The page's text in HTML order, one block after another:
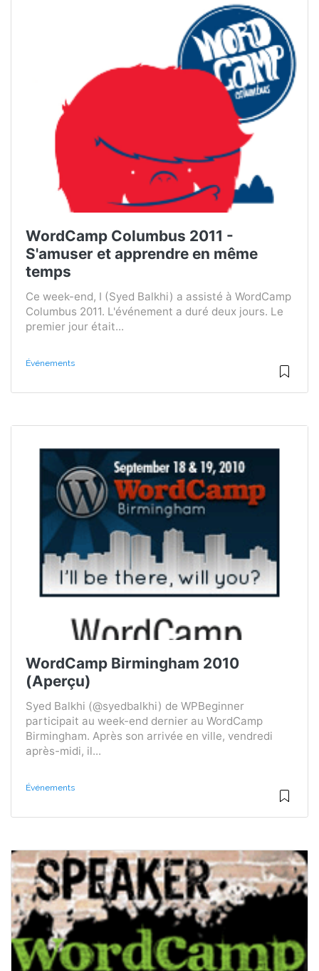
WordCamp Columbus 2011 -
S'amuser et apprendre en même
temps
Ce week-end, I (Syed Balkhi) a assisté à WordCamp
Columbus 2011. L'événement a duré deux jours. Le
premier jour était...
Événements
WordCamp Birmingham 2010
(Aperçu)
Syed Balkhi (@syedbalkhi) de WPBeginner
participait au week-end dernier au WordCamp
Birmingham. Après son arrivée en ville, vendredi
après-midi, il...
Événements